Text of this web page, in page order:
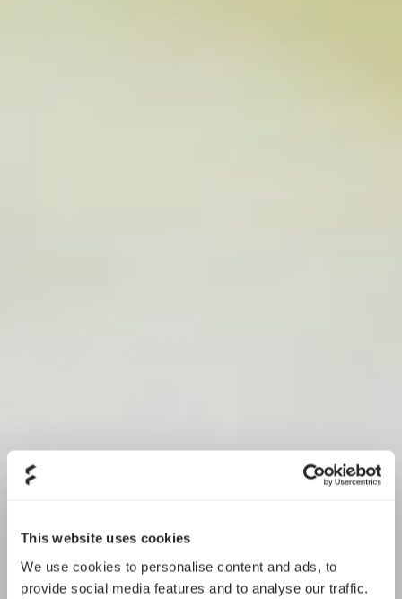
This website uses cookies
We use cookies to personalise content and ads, to
provide social media features and to analyse our traffic.